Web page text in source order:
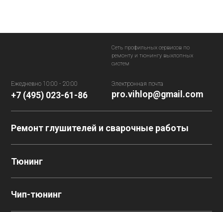
Сеть профильных сервисов по
ремонту и тюнингу выхлопных
систем
Ежедневно 10:00 - 20:00
+7 (495) 023-61-86
Электронная почта
pro.vihlop@gmail.com
Ремонт глушителей и сварочные работы
Тюнинг
Чип-тюнинг